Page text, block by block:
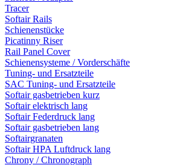
Tracer
Softair Rails
Schienenstücke
Picatinny Riser
Rail Panel Cover
Schienensysteme / Vorderschäfte
Tuning- und Ersatzteile
SAC Tuning- und Ersatzteile
Softair gasbetrieben kurz
Softair elektrisch lang
Softair Federdruck lang
Softair gasbetrieben lang
Softairgranaten
Softair HPA Luftdruck lang
Chrony / Chronograph